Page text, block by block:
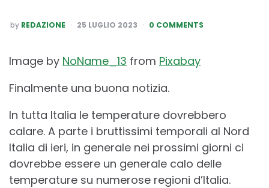
POSTED
BY
by REDAZIONE 25 LUGLIO 2023 0 COMMENTS
Image by NoName_13 from Pixabay
Finalmente una buona notizia.
In tutta Italia le temperature dovrebbero
calare. A parte i bruttissimi temporali al Nord
Italia di ieri, in generale nei prossimi giorni ci
dovrebbe essere un generale calo delle
temperature su numerose regioni d’Italia.